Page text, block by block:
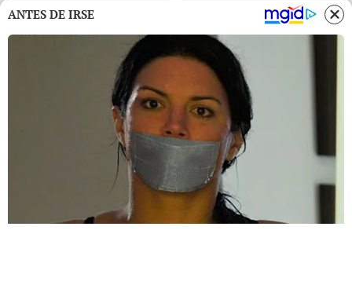
ANTES DE IRSE